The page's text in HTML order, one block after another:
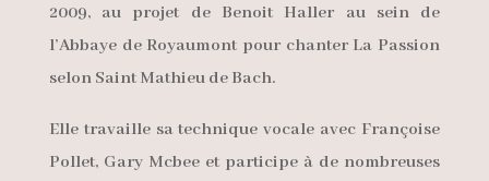
2009, au projet de Benoit Haller au sein de
l’Abbaye de Royaumont pour chanter La Passion
selon Saint Mathieu de Bach.
Elle travaille sa technique vocale avec Françoise
Pollet, Gary Mcbee et participe à de nombreuses